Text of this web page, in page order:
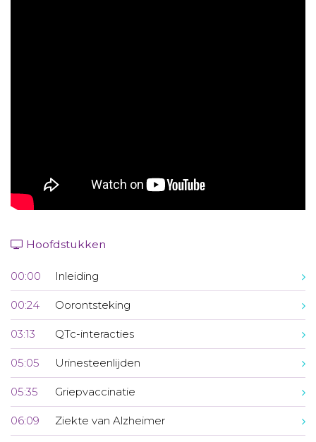
Hoofdstukken
00:00 Inleiding
00:24 Oorontsteking
03:13 QTc-interacties
05:05 Urinesteenlijden
05:35 Griepvaccinatie
06:09 Ziekte van Alzheimer